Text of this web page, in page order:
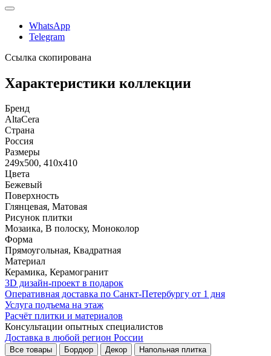
WhatsApp
Telegram
Ссылка скопирована
Характеристики коллекции
Бренд
AltaCera
Страна
Россия
Размеры
249x500, 410x410
Цвета
Бежевый
Поверхность
Глянцевая, Матовая
Рисунок плитки
Мозаика, В полоску, Моноколор
Форма
Прямоугольная, Квадратная
Материал
Керамика, Керамогранит
3D дизайн-проект в подарок
Оперативная доставка по Санкт-Петербургу от 1 дня
Услуга подъема на этаж
Расчёт плитки и материалов
Консультации опытных специалистов
Доставка в любой регион России
Все товары Бордюр Декор
Напольная плитка